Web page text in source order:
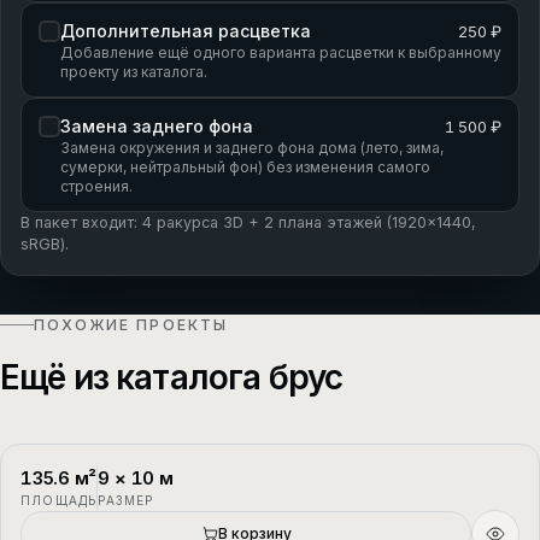
Дополнительная расцветка 250 ₽
Добавление ещё одного варианта расцветки к выбранному
проекту из каталога.
Замена заднего фона 1 500 ₽
Замена окружения и заднего фона дома (лето, зима,
сумерки, нейтральный фон) без изменения самого
строения.
В пакет входит: 4 ракурса 3D + 2 плана этажей (1920×1440,
sRGB).
ПОХОЖИЕ ПРОЕКТЫ
Ещё из каталога брус
П-1
135.6 м²
ПЛОЩАДЬ
9 × 10 м
РАЗМЕР
В корзину